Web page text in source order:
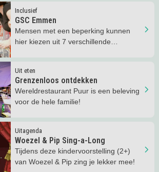
Inclusief
GSC Emmen
Mensen met een beperking kunnen
hier kiezen uit 7 verschillende
Uit eten
Grenzenloos ontdekken
Wereldrestaurant Puur is een beleving
voor de hele familie!
ontdekken
Uitagenda
Woezel & Pip Sing-a-Long
Tijdens deze kindervoorstelling (2+)
van Woezel & Pip zing je lekker mee!
&amp; Pip Sing-a-Long